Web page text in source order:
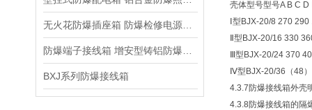
BXJ系列防爆接线箱
壳体型号型号A B C
Ⅰ型BJX-20/8 270
Ⅱ型BJX-20/16 330
Ⅲ型BJX-20/24 370
Ⅳ型BJX-20/36（48
4.3.7防爆接线箱外壳
4.3.8防爆接线箱的隔